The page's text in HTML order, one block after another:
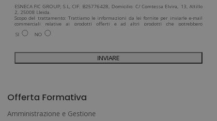
ESNECA FIC GROUP, S.L, CIF: B25776428, Domicilio: C/ Comtessa Elvira, 13, Altillo
2, 25008 Lleida.
Scopo del trattamento: Trattiamo le informazioni da lei fornite per inviarle e-mail
commerciali relative ai prodotti offerti e ad altri prodotti che potrebbero
interessarla. Legittimazione del trattamento: Consenso dell'interessato. Diritti:
Può esercitare i suoi diritti identificandosi sufficientemente e contattandoci
ricevere informazioni commerciali (per telefono e/o via e-mail):
SI NO
l
Offerta Formativa
Amministrazione e Gestione